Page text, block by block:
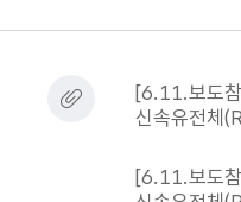
[6.11.보도
신속유전체
[6.11.보도